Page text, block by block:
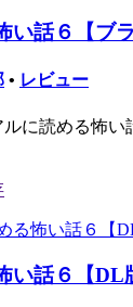
い話６【ブラ
• レビュー
に読める怖い
い話６【DL